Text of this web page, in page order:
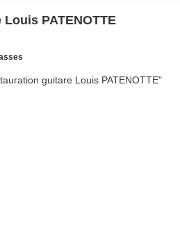
PATENOTTE